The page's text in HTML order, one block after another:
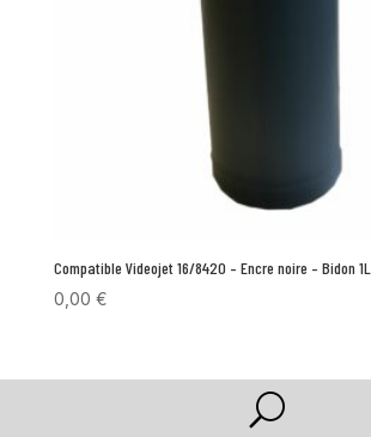
Compatible Videojet 16/8420 – Encre noire – Bidon 1L
0,00 €
U